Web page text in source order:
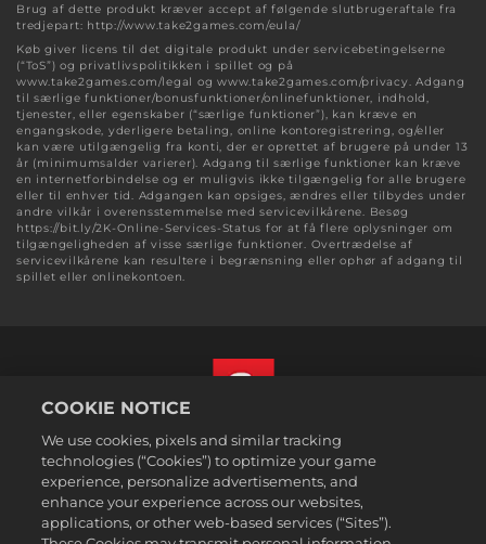
Brug af dette produkt kræver accept af følgende slutbrugeraftale fra
tredjepart: http://www.take2games.com/eula/
Køb giver licens til det digitale produkt under servicebetingelserne
(“ToS”) og privatlivspolitikken i spillet og på
www.take2games.com/legal og www.take2games.com/privacy. Adgang
til særlige funktioner/bonusfunktioner/onlinefunktioner, indhold,
tjenester, eller egenskaber (“særlige funktioner”), kan kræve en
engangskode, yderligere betaling, online kontoregistrering, og/eller
kan være utilgængelig fra konti, der er oprettet af brugere på under 13
år (minimumsalder varierer). Adgang til særlige funktioner kan kræve
en internetforbindelse og er muligvis ikke tilgængelig for alle brugere
eller til enhver tid. Adgangen kan opsiges, ændres eller tilbydes under
andre vilkår i overensstemmelse med servicevilkårene. Besøg
https://bit.ly/2K-Online-Services-Status for at få flere oplysninger om
tilgængeligheden af visse særlige funktioner. Overtrædelse af
servicevilkårene kan resultere i begrænsning eller ophør af adgang til
spillet eller onlinekontoen.
Juridiske oplysninger
Fortrolighedspolitik
Politik for cookies
Dansk
COOKIE NOTICE
We use cookies, pixels and similar tracking
technologies (“Cookies”) to optimize your game
experience, personalize advertisements, and
enhance your experience across our websites,
applications, or other web-based services (“Sites”).